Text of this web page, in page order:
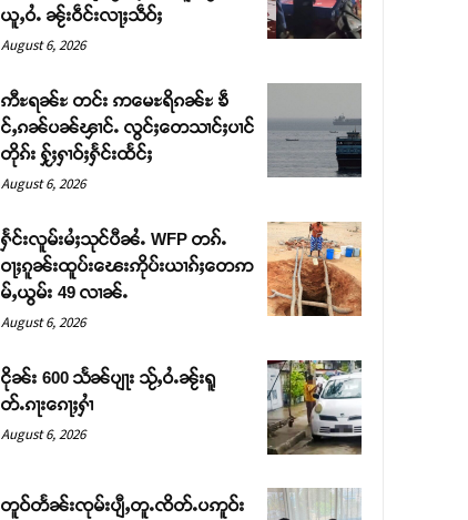
ယူႇဝႆႉ ၼႂ်းဝဵင်းလႃႈသဵဝ်ႈ
August 6, 2026
ဢီႊရၼ်ႊ တင်း ဢမေႊရိၵၼ်ႊ ၶဵ
င်ႇၵၼ်ပၼ်ၾၢင်ႉ လွင်ႈတေသၢင်ႈပၢင်
တိုၵ်း ႁႂ်ႈႁၢဝ်ႈႁႅင်းထႅင်ႈ
August 6, 2026
ႁႅင်းလူမ်းမႆႈသုင်ပီၼႆႉ WFP တၵ်ႉ
ဝႃႈၵူၼ်းထူပ်းၽေးဢိုပ်းယၢၵ်ႈတေဢ
မ်ႇယွမ်း 49 လၢၼ်ႉ
August 6, 2026
ငိုၼ်း 600 သႅၼ်ပျႃး သႂ်ႇဝႆႉၼႂ်းရူ
တ်ႉၵႃးၵေႃႈႁၢႆ
August 6, 2026
တူဝ်တႅၼ်းၸုမ်းပျီႇတူႉၸိတ်ႉပဢူဝ်း